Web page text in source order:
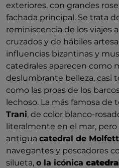
exteriores, con grandes
fachada principal. Se trata
reminiscencia de los viajes
cruzados y de hábiles
influencias bizantinas y
catedrales aparecen como
deslumbrante belleza, casi
como las proas de los
lechoso. La más famosa de
Trani, de color blanco-
literalmente en el mar,
antigua catedral de
navegantes y pescadores
silueta, o la icónica